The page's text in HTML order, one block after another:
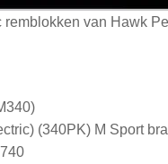
van Hawk
(340PK) M Sport